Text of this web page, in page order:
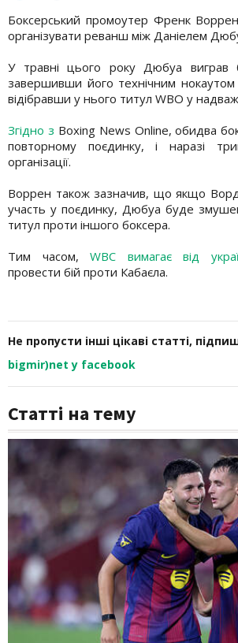
Боксерський промоутер Френк
організувати реванш між Даніелем
У травні цього року Дюбуа виграв
завершивши його технічним
відібравши у нього титул WBO у
Згідно з Boxing News Online, обидва
повторному поєдинку, і наразі
організації.
Воррен також зазначив, що якщо
участь у поєдинку, Дюбуа буде
титул проти іншого боксера.
Тим часом, WBC вимагає від
провести бій проти Кабаєла.
Не пропусти інші цікаві статті,
bigmir)net у facebook
Статті на тему